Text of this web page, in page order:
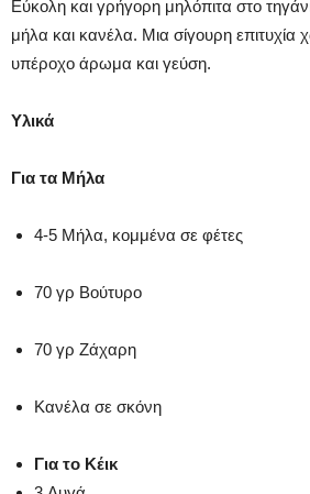
Εύκολη και γρήγορη μηλόπιτα στο
μήλα και κανέλα. Μια σίγουρη επιτυχία
υπέροχο άρωμα και γεύση.
Υλικά
Για τα Μήλα
4-5 Μήλα, κομμένα σε φέτες
70 γρ Βούτυρο
70 γρ Ζάχαρη
Κανέλα σε σκόνη
Για το Κέικ